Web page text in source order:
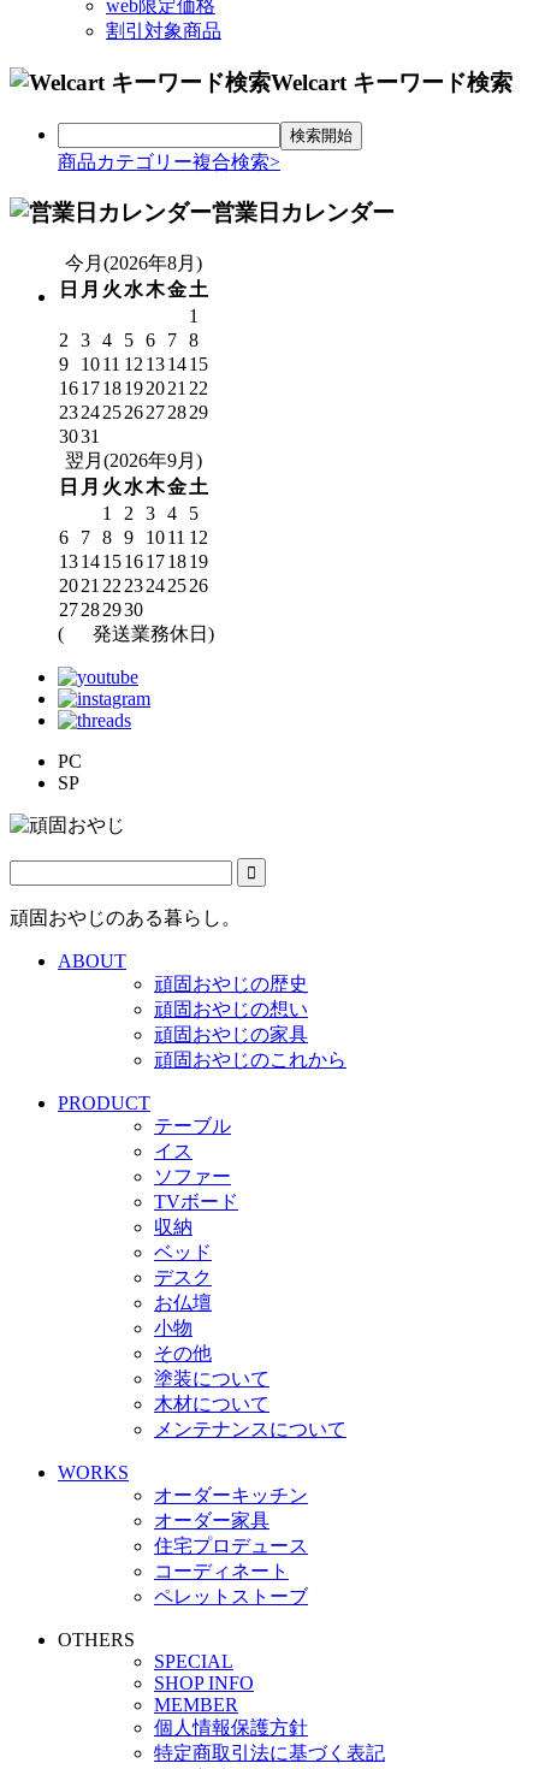
web限定価格
割引対象商品
Welcart キーワード検索
商品カテゴリー複合検索>
営業日カレンダー
今月(2026年8月)
日 月 火 水木金土
1
2
3 4 5 6 7 8
9
1011 12 131415
161718192021 22
23242526272829
3031
翌月(2026年9月)
日 月 火 水木金土
1
2 3 4
5
6
7 8 9 1011 12
13141516171819
2021 22 23242526
27282930
(
発送業務休日)
PC
SP
頑固おやじのある暮らし。
ABOUT
頑固おやじの歴史
頑固おやじの想い
頑固おやじの家具
頑固おやじのこれから
PRODUCT
テーブル
イス
ソファー
TVボード
収納
ベッド
デスク
お仏壇
小物
その他
塗装について
木材について
メンテナンスについて
WORKS
オーダーキッチン
オーダー家具
住宅プロデュース
コーディネート
ペレットストーブ
OTHERS
SPECIAL
SHOP INFO
MEMBER
個人情報保護方針
特定商取引法に基づく表記